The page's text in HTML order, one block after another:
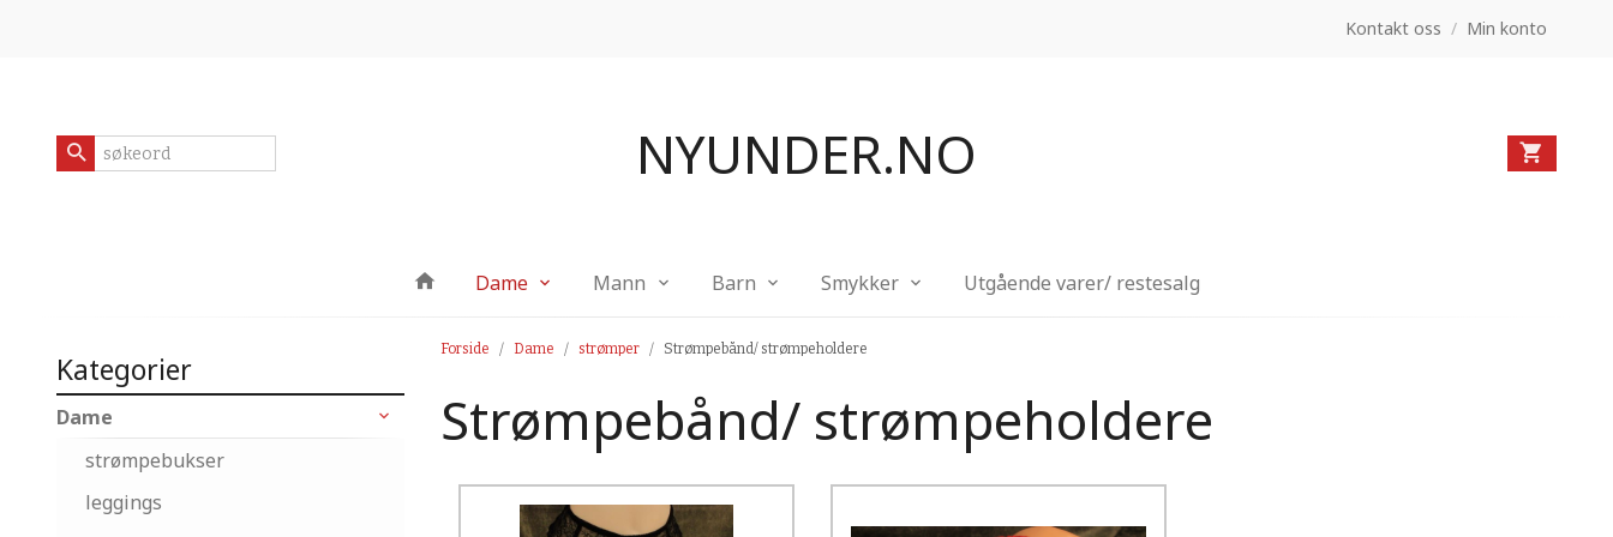
Kontakt oss / Min konto
NYUNDER.NO
Dame Mann Barn Smykker Utgående varer/ restesalg
Kategorier
Dame
strømpebukser
leggings
Forside Dame strømper Strømpebånd/ strømpeholdere
Strømpebånd/ strømpeholdere